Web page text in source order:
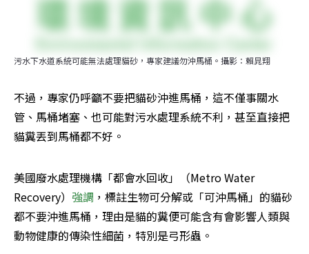
污水下水道系統可能無法處理貓砂，專家建議勿沖馬桶。攝影：賴晁翔
不過，專家仍呼籲不要把貓砂沖進馬桶，這不僅事關水
管、馬桶堵塞、也可能對污水處理系統不利，甚至直接把
貓糞丟到馬桶都不好。
美國廢水處理機構「都會水回收」（Metro Water
Recovery） 強調 ，標註生物可分解或「可沖馬桶」的貓砂
都不要沖進馬桶，理由是貓的糞便可能含有會影響人類與
動物健康的傳染性細菌，特別是弓形蟲。